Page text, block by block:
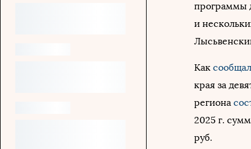
программы
и
Как сообщал
края за
региона
2025 г.
руб.